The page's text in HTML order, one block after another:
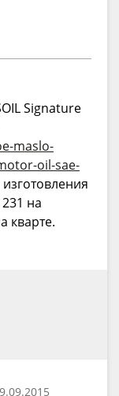
Signature
maslo-
oil-sae-
на
кварте.